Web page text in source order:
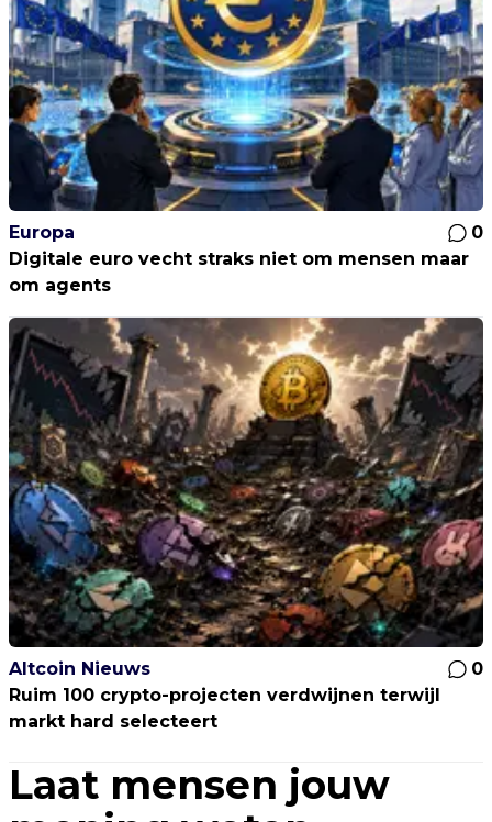
Europa
0
Digitale euro vecht straks niet om mensen maar
om agents
Altcoin Nieuws
0
Ruim 100 crypto-projecten verdwijnen terwijl
markt hard selecteert
Laat mensen jouw